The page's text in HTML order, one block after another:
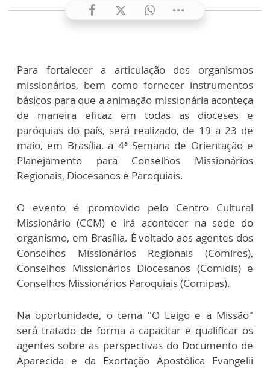
Para fortalecer a articulação dos organismos
missionários, bem como fornecer instrumentos
básicos para que a animação missionária aconteça
de maneira eficaz em todas as dioceses e
paróquias do país, será realizado, de 19 a 23 de
maio, em Brasília, a 4ª Semana de Orientação e
Planejamento para Conselhos Missionários
Regionais, Diocesanos e Paroquiais.
O evento é promovido pelo Centro Cultural
Missionário (CCM) e irá acontecer na sede do
organismo, em Brasília. É voltado aos agentes dos
Conselhos Missionários Regionais (Comires),
Conselhos Missionários Diocesanos (Comidis) e
Conselhos Missionários Paroquiais (Comipas).
Na oportunidade, o tema "O Leigo e a Missão"
será tratado de forma a capacitar e qualificar os
agentes sobre as perspectivas do Documento de
Aparecida e da Exortação Apostólica Evangelii